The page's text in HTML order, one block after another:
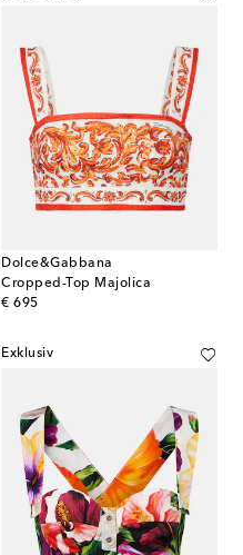
Dolce&Gabbana
Cropped-Top Majolica
€ 695
original price
Exklusiv